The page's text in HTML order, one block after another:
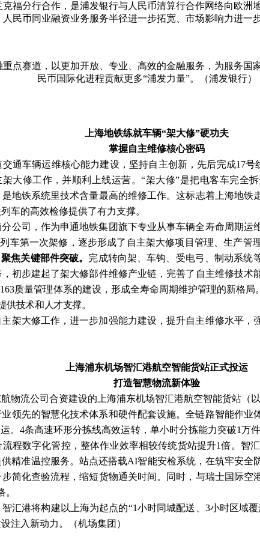
福分行合作，是浦发银行与人民币清算行合作网络向欧洲
人民币同业融资业务服务半径进一步拓宽、市场影响力进一
点赛道，以更加开放、专业、高效的金融服务，为服务国
民币国际化进程贡献更多“浦发力量”。（浦发银行）
上海地铁练就车辆“架大修”硬功夫
掌握自主维修核心密码
通车辆运维核心能力建设，坚持自主创新，先后完成17号
大修工作，并顺利上线运营。“架大修”是把电客车完全
地铁系统里技术含量最高的维修工作。这标志着上海地铁
车的高效检修提供了有力支撑。
公司，作为申通地铁集团旗下专业从事车辆全寿命周期运
车第一次架修，逐步形成了自主架大修项目管理、生产管
聚焦关键部件突破。 完成转向架、车钩、受电弓、制动系统
初步建起了架大修部件维修产业链，完善了自主维修技术
质量管理体系的建设，形成全寿命周期维护管理的新格局
供技术和人才支撑。
架大修工作，进一步加强能力建设，提升自主维修水平，
上海浦东机场智汇港航空智能货站正式投运
打造智慧物流新体验
物流公司合资建设的上海浦东机场智汇港航空智能货站（
领先的智慧化技术体系和硬件配套设施。全链路智能作业
。4条高速环形分拣线高效运转，单小时分拣能力突破1万
程数字化管控，整体作业效率相较传统货站提升1倍。智
精准温控服务。站点还搭载AI智能安检系统，在筑牢安全
简化查验流程，缩短货物通关时间。同时，与瑞士国际空
汇港将构建以上海为起点的“1小时同城配送、3小时区域
注入新动力。（机场集团）